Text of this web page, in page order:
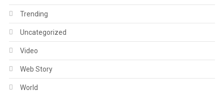
Trending
Uncategorized
Video
Web Story
World